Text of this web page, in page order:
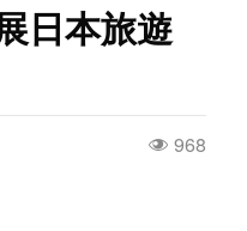
日本旅遊
968